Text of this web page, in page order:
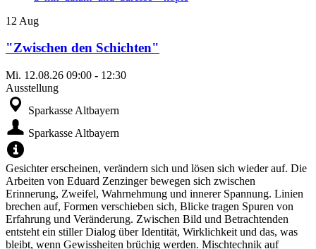
12 Aug
"Zwischen den Schichten"
Mi. 12.08.26 09:00 - 12:30
Ausstellung
Sparkasse Altbayern
Sparkasse Altbayern
Gesichter erscheinen, verändern sich und lösen sich wieder auf. Die
Arbeiten von Eduard Zenzinger bewegen sich zwischen
Erinnerung, Zweifel, Wahrnehmung und innerer Spannung. Linien
brechen auf, Formen verschieben sich, Blicke tragen Spuren von
Erfahrung und Veränderung. Zwischen Bild und Betrachtenden
entsteht ein stiller Dialog über Identität, Wirklichkeit und das, was
bleibt, wenn Gewissheiten brüchig werden. Mischtechnik auf